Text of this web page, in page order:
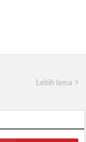
Lebih lama